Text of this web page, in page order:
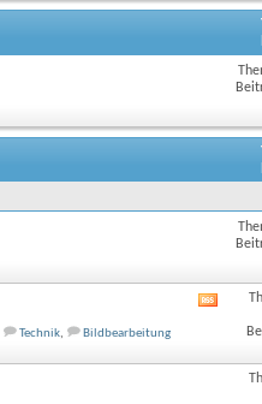
Technik, Bildbearbeitung
dieses